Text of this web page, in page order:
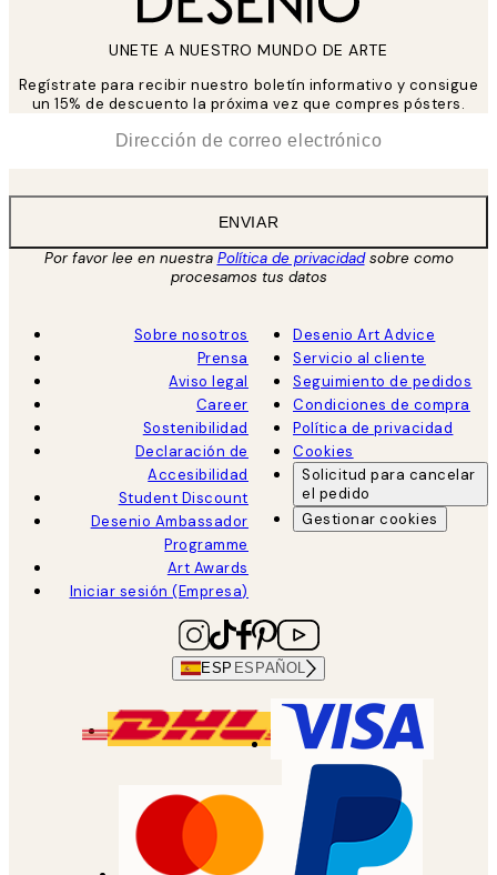
UNETE A NUESTRO MUNDO DE ARTE
Regístrate para recibir nuestro boletín informativo y consigue
un 15% de descuento la próxima vez que compres pósters.
ENVIAR
Por favor lee en nuestra Política de privacidadsobre como
procesamos tus datos
Sobre nosotros
Prensa
Aviso legal
Career
Sostenibilidad
Declaración de
Accesibilidad
Student Discount
Desenio Ambassador
Programme
Art Awards
Iniciar sesión (Empresa)
Desenio Art Advice
Servicio al cliente
Seguimiento de pedidos
Condiciones de compra
Política de privacidad
Cookies
Solicitud para cancelar
el pedido
Gestionar cookies
ESP ESPAÑOL